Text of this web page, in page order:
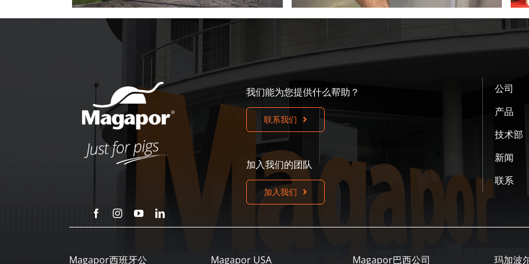
我们能为您提供什么帮助？
联系我们
加入我们的团队
加入我们
公司
产品
技术部
新闻
联系
Magapor西班牙公 Magapor USA Magapor巴西公司 玛加波